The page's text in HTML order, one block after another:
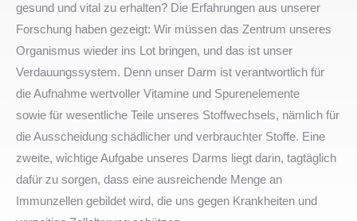
gesund und vital zu erhalten? Die Erfahrungen aus unserer
Forschung haben gezeigt: Wir müssen das Zentrum unseres
Organismus wieder ins Lot bringen, und das ist unser
Verdauungssystem. Denn unser Darm ist verantwortlich für
die Aufnahme wertvoller Vitamine und Spurenelemente
sowie für wesentliche Teile unseres Stoffwechsels, nämlich für
die Ausscheidung schädlicher und verbrauchter Stoffe. Eine
zweite, wichtige Aufgabe unseres Darms liegt darin, tagtäglich
dafür zu sorgen, dass eine ausreichende Menge an
Immunzellen gebildet wird, die uns gegen Krankheiten und